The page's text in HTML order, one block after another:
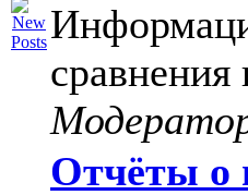
сравнения
Отчёты о